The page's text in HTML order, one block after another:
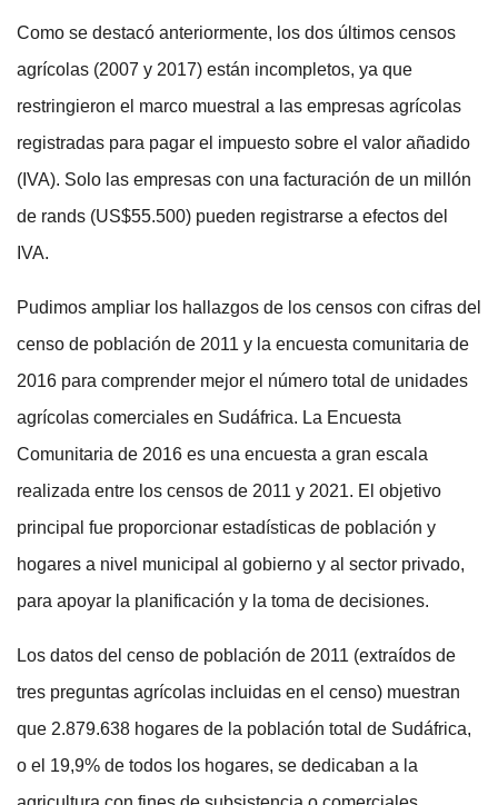
Como se destacó anteriormente, los dos últimos censos
agrícolas (2007 y 2017) están incompletos, ya que
restringieron el marco muestral a las empresas agrícolas
registradas para pagar el impuesto sobre el valor añadido
(IVA). Solo las empresas con una facturación de un millón
de rands (US$55.500) pueden registrarse a efectos del
IVA.
Pudimos ampliar los hallazgos de los censos con cifras del
censo de población de 2011 y la encuesta comunitaria de
2016 para comprender mejor el número total de unidades
agrícolas comerciales en Sudáfrica. La Encuesta
Comunitaria de 2016 es una encuesta a gran escala
realizada entre los censos de 2011 y 2021. El objetivo
principal fue proporcionar estadísticas de población y
hogares a nivel municipal al gobierno y al sector privado,
para apoyar la planificación y la toma de decisiones.
Los datos del censo de población de 2011 (extraídos de
tres preguntas agrícolas incluidas en el censo) muestran
que 2.879.638 hogares de la población total de Sudáfrica,
o el 19,9% de todos los hogares, se dedicaban a la